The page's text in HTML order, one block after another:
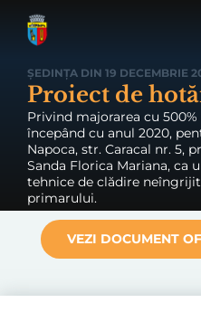
ȘEDINȚA DIN 19 DECEMBRIE
Proiect de
Privind majorarea cu
începând cu anul 2020,
Napoca, str. Caracal nr. 5,
Sanda Florica Mariana, ca
tehnice de clădire
primarului.
VEZI DOCUMENT